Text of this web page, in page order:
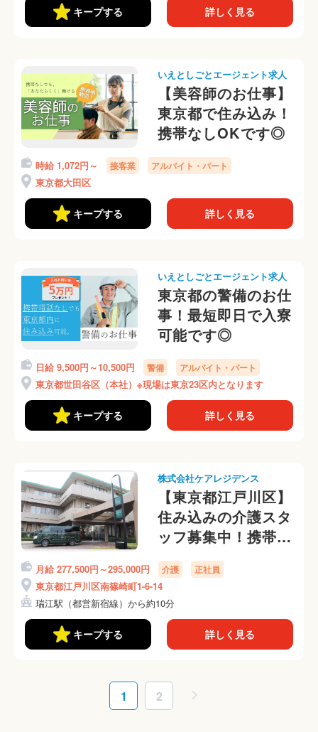
キープする 詳しく見る
いえとしごとエージェント求人
【美容師のお仕事】
東京都で住み込み！
携帯なしOKです◎
時給 1,072円～ 接客業 アルバイト・パート
東京都大田区
キープする 詳しく見る
いえとしごとエージェント求人
東京都の警備のお仕
事！最短即日で入寮
可能です◎
日給 9,500円～10,500円 警備 アルバイト・パート
東京都世田谷区（本社）※現場は東京23区内となります
キープする 詳しく見る
株式会社ケアレジデンス
【東京都江戸川区】
住み込みの介護スタ
ッフ募集中！携帯な
しOKです
月給 277,500円～295,000円 介護 正社員
東京都江戸川区南篠崎町1-6-14
瑞江駅（都営新宿線）から約10分
キープする 詳しく見る
1 2